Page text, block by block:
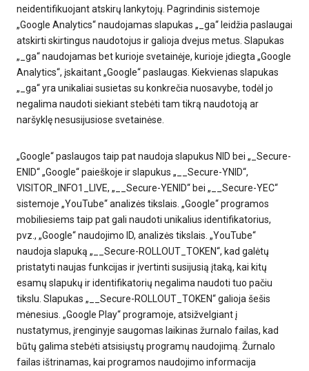
neidentifikuojant atskirų lankytojų. Pagrindinis sistemoje
„Google Analytics“ naudojamas slapukas „_ga“ leidžia paslaugai
atskirti skirtingus naudotojus ir galioja dvejus metus. Slapukas
„_ga“ naudojamas bet kurioje svetainėje, kurioje įdiegta „Google
Analytics“, įskaitant „Google“ paslaugas. Kiekvienas slapukas
„_ga“ yra unikaliai susietas su konkrečia nuosavybe, todėl jo
negalima naudoti siekiant stebėti tam tikrą naudotoją ar
naršyklę nesusijusiose svetainėse.
„Google“ paslaugos taip pat naudoja slapukus NID bei „_Secure-
ENID“ „Google“ paieškoje ir slapukus „__Secure-YNID“,
VISITOR_INFO1_LIVE, „__Secure-YENID“ bei „__Secure-YEC“
sistemoje „YouTube“ analizės tikslais. „Google“ programos
mobiliesiems taip pat gali naudoti unikalius identifikatorius,
pvz., „Google“ naudojimo ID, analizės tikslais. „YouTube“
naudoja slapuką „__Secure-ROLLOUT_TOKEN“, kad galėtų
pristatyti naujas funkcijas ir įvertinti susijusią įtaką, kai kitų
esamų slapukų ir identifikatorių negalima naudoti tuo pačiu
tikslu. Slapukas „__Secure-ROLLOUT_TOKEN“ galioja šešis
mėnesius. „Google Play“ programoje, atsižvelgiant į
nustatymus, įrenginyje saugomas laikinas žurnalo failas, kad
būtų galima stebėti atsisiųstų programų naudojimą. Žurnalo
failas ištrinamas, kai programos naudojimo informacija